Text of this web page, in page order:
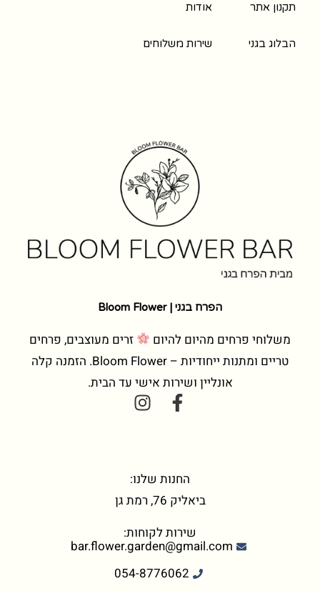
הפרח בגני | Bloom Flower
משלוחי פרחים מהיום להיום
זרים מעוצבים, פרחים
טריים ומתנות ייחודיות – Bloom Flower. הזמנה קלה
אונליין ושירות אישי עד הבית.
החנות שלנו:
ביאליק 76, רמת גן
bar.flower.garden@gmail.com
054-8776062
שירות לקוחות:
תקנון אתר
הבלוג בגני
אודות
שירות משלוחים